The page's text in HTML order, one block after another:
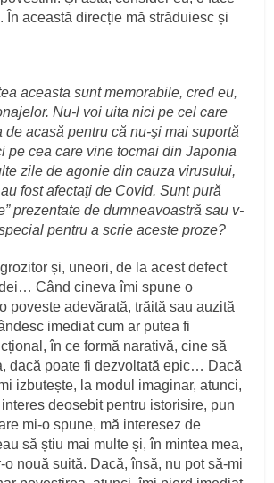
În această direcție mă străduiesc și
aceasta sunt memorabile, cred eu,
Nu-l voi uita nici pe cel care
de acasă pentru că nu-şi mai suportă
pe cea care vine tocmai din Japonia
zile de agonie din cauza virusului,
fost afectaţi de Covid. Sunt pură
prezentate de dumneavoastră sau v-
pentru a scrie aceste proze?
și, uneori, de la acest defect
Când cineva îmi spune o
poveste adevărată, trăită sau auzită
imediat cum ar putea fi
în ce formă narativă, cine să
dacă poate fi dezvoltată epic… Dacă
izbutește, la modul imaginar, atunci,
deosebit pentru istorisire, pun
mi-o spune, mă interesez de
să știu mai multe și, în mintea mea,
o nouă suită. Dacă, însă, nu pot să-mi